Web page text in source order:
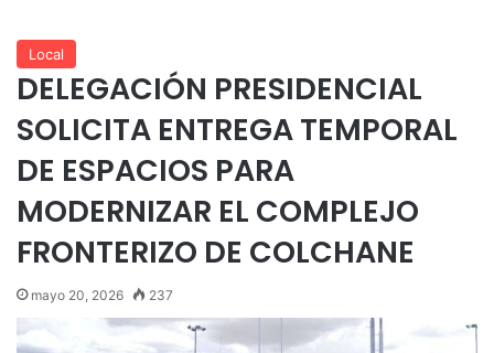
Local
DELEGACIÓN PRESIDENCIAL
SOLICITA ENTREGA TEMPORAL
DE ESPACIOS PARA
MODERNIZAR EL COMPLEJO
FRONTERIZO DE COLCHANE
mayo 20, 2026 237